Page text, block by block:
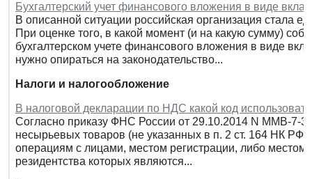
Бухгалтерский учет финансового вложения в виде
В описанной ситуации российская организация стала
При оценке того, в какой момент (и на какую сумму)
бухгалтерском учете финансового вложения в виде
нужно опираться на законодательство...
Налоги и налогообложение
В налоговой декларации по НДС какой код
Согласно приказу ФНС России от 29.10.2014 N ММВ-7-
несырьевых товаров (не указанных в п. 2 ст. 164 НК
операциям с лицами, местом регистрации, либо местом
резидентства которых являются...